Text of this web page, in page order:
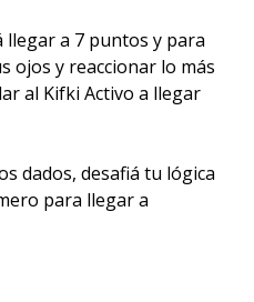
llegar a 7 puntos y para
ojos y reaccionar lo más
al Kifki Activo a llegar
dados, desafiá tu lógica
para llegar a